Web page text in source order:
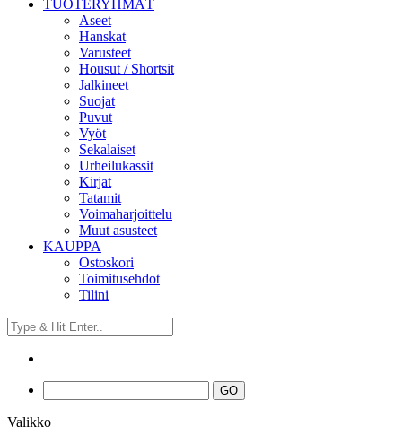
TUOTERYHMÄT
Aseet
Hanskat
Varusteet
Housut / Shortsit
Jalkineet
Suojat
Puvut
Vyöt
Sekalaiset
Urheilukassit
Kirjat
Tatamit
Voimaharjoittelu
Muut asusteet
KAUPPA
Ostoskori
Toimitusehdot
Tilini
Valikko